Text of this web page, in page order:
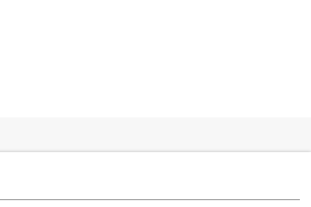
031 40 50 900